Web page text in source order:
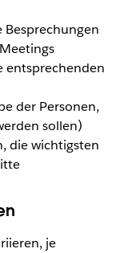
Besprechungen
entsprechenden
der Personen,
sollen)
die wichtigsten
je